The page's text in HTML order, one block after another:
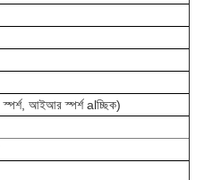
স্পর্শ, আইআর স্পর্শ alচ্ছিক)